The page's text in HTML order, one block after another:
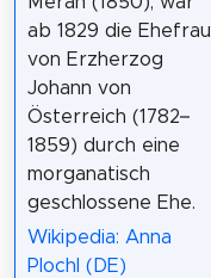
ab 1829 die Ehefrau
von Erzherzog
Johann von
Österreich (1782–
1859) durch eine
morganatisch
geschlossene Ehe.
Wikipedia: Anna
Plochl (DE)